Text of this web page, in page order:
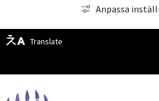
Anpassa
Translate